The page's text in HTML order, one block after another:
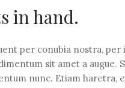
in hand.
per conubia nostra,
sit amet a augue.
nunc. Etiam haretra,